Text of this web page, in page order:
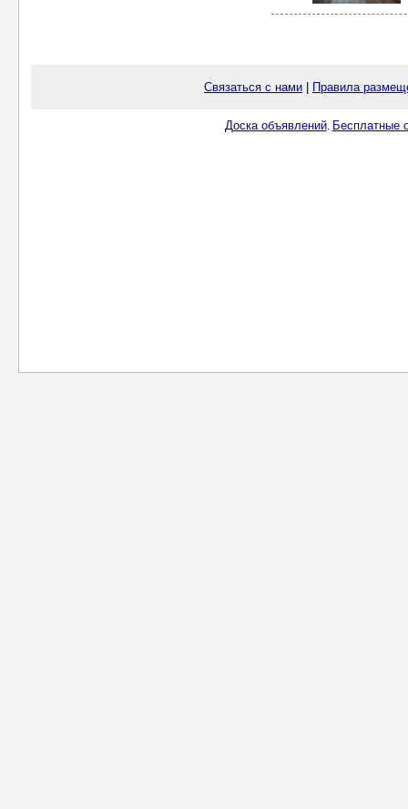
Связаться с нами Правила
Доска объявлений. Бесплатные